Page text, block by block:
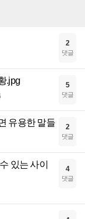
2
댓글
.jpg 5
댓글
유용한 말들 2
댓글
있는 사이
4
댓글